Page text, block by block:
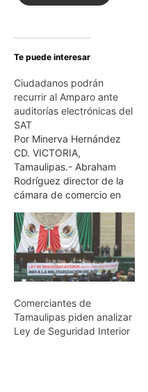
Te puede interesar
Ciudadanos podrán
recurrir al Amparo ante
auditorías electrónicas del
SAT
Por Minerva Hernández
CD. VICTORIA,
Tamaulipas.- Abraham
Rodríguez director de la
cámara de comercio en
las auditorías electrónicas
del SAT son ilegales y
causaran inconformidad a
la ciudadania Señala que
el SAT pospuso la
electrónicas debido a que
no cuentan con toda la…
Comerciantes de
Tamaulipas piden analizar
Ley de Seguridad Interior